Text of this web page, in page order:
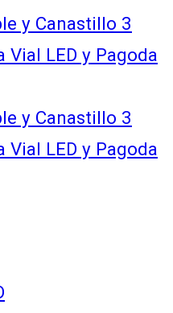
y Canastillo 3
LED y Pagoda
y Canastillo 3
LED y Pagoda